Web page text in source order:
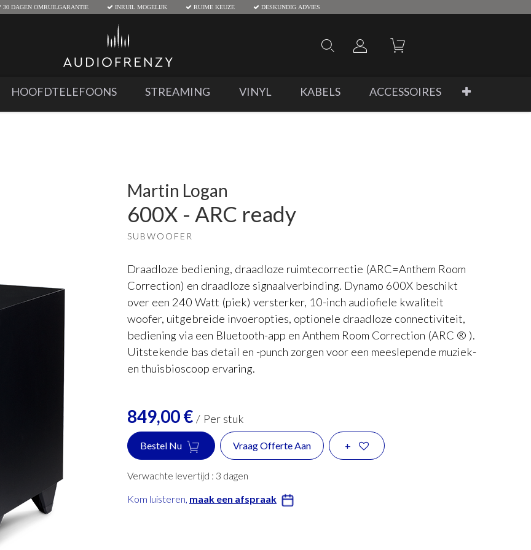
30 DAGEN OMRUILGARANTIE INRUIL MOGELIJK RUIME KEUZE DESKUNDIG ADVIES
HOOFDTELEFOONS STREAMING VINYL KABELS ACCESSOIRES
Martin Logan
600X - ARC ready
SUBWOOFER
Draadloze bediening, draadloze ruimtecorrectie (ARC=Anthem Room
Correction) en draadloze signaalverbinding. Dynamo 600X beschikt
over een 240 Watt (piek) versterker, 10-inch audiofiele kwaliteit
woofer, uitgebreide invoeropties, optionele draadloze connectiviteit,
bediening via een Bluetooth-app en Anthem Room Correction (ARC ® ).
Uitstekende bas detail en -punch zorgen voor een meeslepende muziek-
en thuisbioscoop ervaring.
849,00€ / Per stuk
Bestel Nu Vraag Offerte Aan +
Verwachte levertijd : 3 dagen
Kom luisteren, maak een afspraak